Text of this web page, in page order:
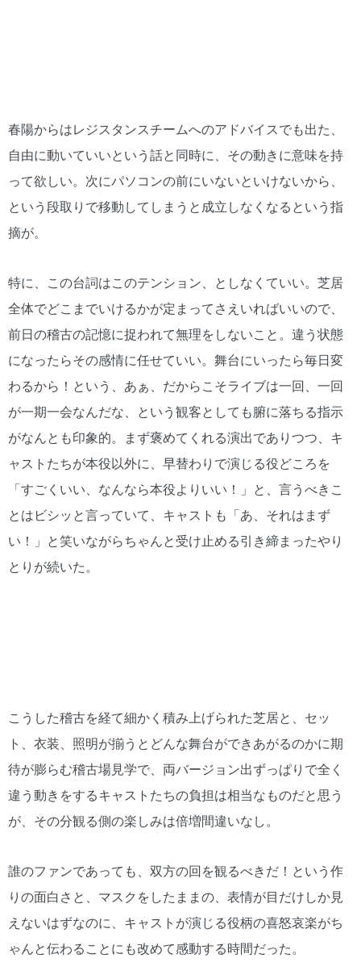
春陽からはレジスタンスチームへのアドバイスでも出た、
自由に動いていいという話と同時に、その動きに意味を持
って欲しい。次にパソコンの前にいないといけないから、
という段取りで移動してしまうと成立しなくなるという指
摘が。
特に、この台詞はこのテンション、としなくていい。芝居
全体でどこまでいけるかが定まってさえいればいいので、
前日の稽古の記憶に捉われて無理をしないこと。違う状態
になったらその感情に任せていい。舞台にいったら毎日変
わるから！という、あぁ、だからこそライブは一回、一回
が一期一会なんだな、という観客としても腑に落ちる指示
がなんとも印象的。まず褒めてくれる演出でありつつ、キ
ャストたちが本役以外に、早替わりで演じる役どころを
「すごくいい、なんなら本役よりいい！」と、言うべきこ
とはビシッと言っていて、キャストも「あ、それはまず
い！」と笑いながらちゃんと受け止める引き締まったやり
とりが続いた。
こうした稽古を経て細かく積み上げられた芝居と、セッ
ト、衣装、照明が揃うとどんな舞台ができあがるのかに期
待が膨らむ稽古場見学で、両バージョン出ずっぱりで全く
違う動きをするキャストたちの負担は相当なものだと思う
が、その分観る側の楽しみは倍増間違いなし。
誰のファンであっても、双方の回を観るべきだ！という作
りの面白さと、マスクをしたままの、表情が目だけしか見
えないはずなのに、キャストが演じる役柄の喜怒哀楽がち
ゃんと伝わることにも改めて感動する時間だった。